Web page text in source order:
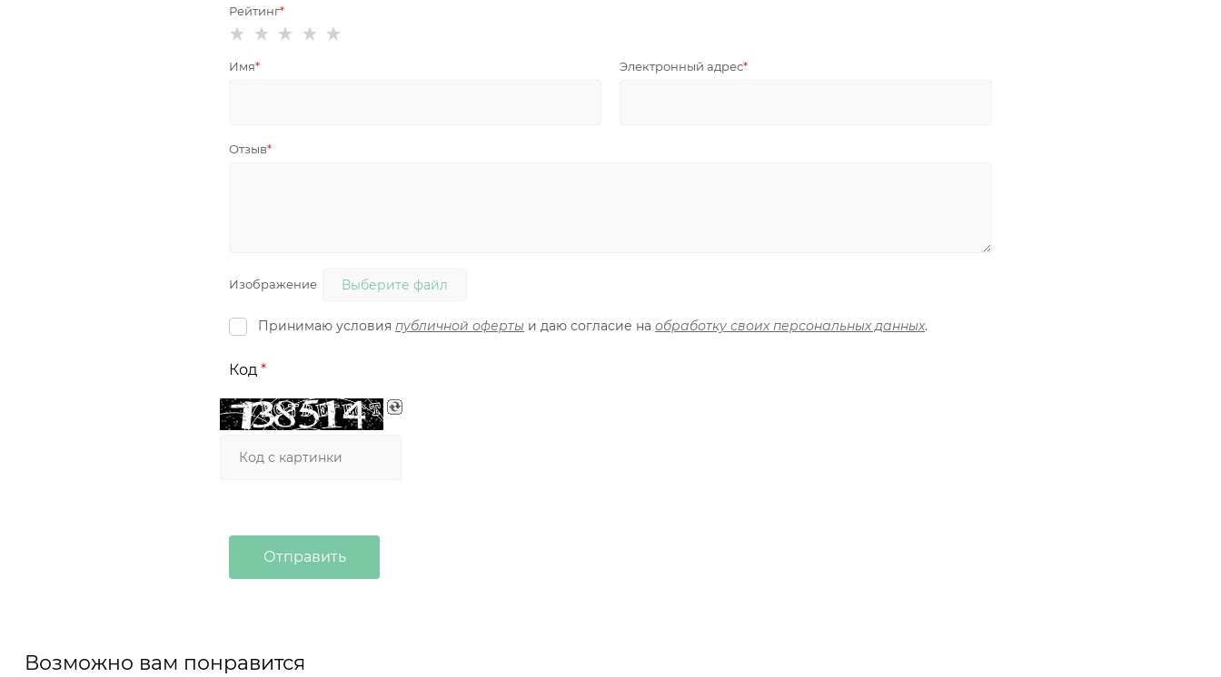
Рейтинг
Имя Электронный адрес
Отзыв
Изображение Выберите файл
Принимаю условия публичной оферты и даю согласие на обработку своих персональных данных.
Код
Возможно вам понравится